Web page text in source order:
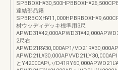
達結部品籍
材ウッディデッキ標準用3尺
2尺右
APWD21R¥30,000AP1/
とY42000APい/